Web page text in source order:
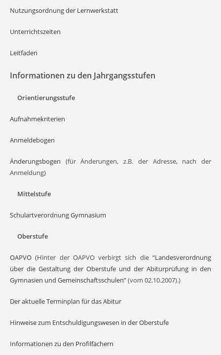
Nutzungsordnung der Lernwerkstatt
Unterrichtszeiten
Leitfaden
Informationen zu den Jahrgangsstufen
Orientierungsstufe
Aufnahmekriterien
Anmeldebogen
Änderungsbogen (für Änderungen, z.B. der Adresse, nach der
Anmeldung)
Mittelstufe
Schulartverordnung Gymnasium
Oberstufe
OAPVO (Hinter der OAPVO verbirgt sich die “Landesverordnung
über die Gestaltung der Oberstufe und der Abiturprüfung in den
Gymnasien und Gemeinschaftsschulen”(vom 02.10.2007).)
Der aktuelle Terminplan für das Abitur
Hinweise zum Entschuldigungswesen in der Oberstufe
Informationen zu den Profilfächern